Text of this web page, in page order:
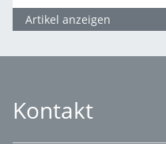
Artikel anzeigen
Kontakt